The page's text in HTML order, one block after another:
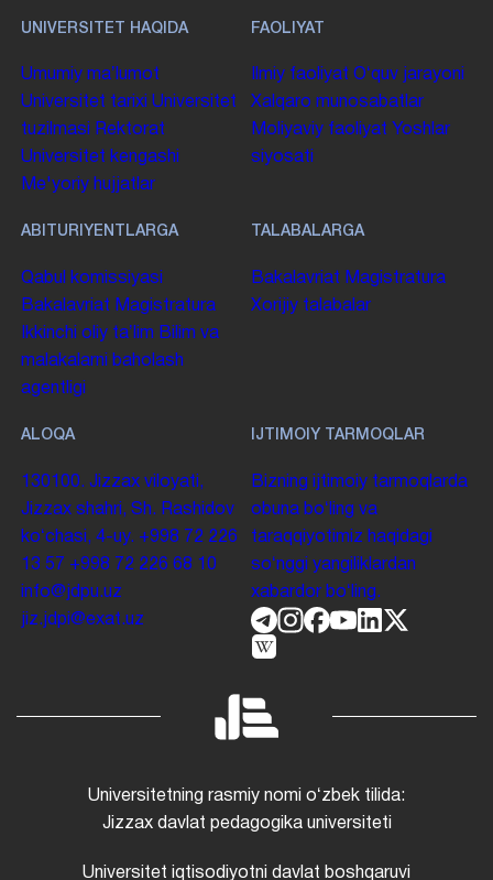
UNIVERSITET HAQIDA
Umumiy maʼlumot
Universitet tarixi Universitet
tuzilmasi
Rektorat
Universitet kengashi
Me'yoriy hujjatlar
FAOLIYAT
Ilmiy faoliyat Oʻquv jarayoni
Xalqaro munosabatlar
Moliyaviy faoliyat Yoshlar
siyosati
ABITURIYENTLARGA
Qabul komissiyasi
Bakalavriat Magistratura
Ikkinchi oliy taʼlim Bilim va
malakalarni baholash
agentligi
TALABALARGA
Bakalavriat Magistratura
Xorijiy talabalar
ALOQA
130100. Jizzax viloyati,
Jizzax shahri, Sh. Rashidov
koʻchasi, 4-uy. +998 72 226
13 57 +998 72 226 68 10
info@jdpu.uz
jiz.jdpi@exat.uz
IJTIMOIY TARMOQLAR
Bizning ijtimoiy tarmoqlarda
obuna boʻling va
taraqqiyotimiz haqidagi
soʻnggi yangiliklardan
xabardor boʻling.
Universitetning rasmiy nomi oʻzbek tilida:
Jizzax davlat pedagogika universiteti
Universitet iqtisodiyotni davlat boshqaruvi